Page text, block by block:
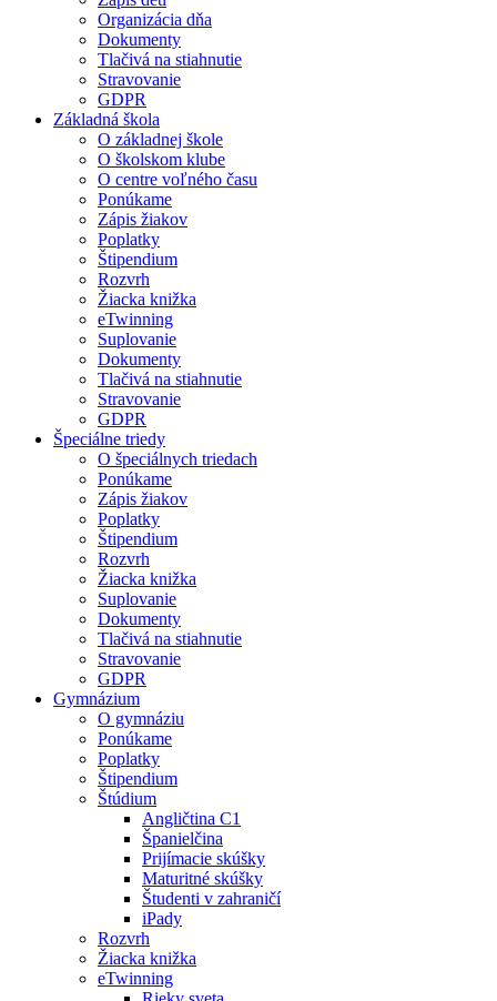
Organizácia dňa
Dokumenty
Tlačivá na stiahnutie
Stravovanie
GDPR
Základná škola
O základnej škole
O školskom klube
O centre voľného času
Ponúkame
Zápis žiakov
Poplatky
Štipendium
Rozvrh
Žiacka knižka
eTwinning
Suplovanie
Dokumenty
Tlačivá na stiahnutie
Stravovanie
GDPR
Špeciálne triedy
O špeciálnych triedach
Ponúkame
Zápis žiakov
Poplatky
Štipendium
Rozvrh
Žiacka knižka
Suplovanie
Dokumenty
Tlačivá na stiahnutie
Stravovanie
GDPR
Gymnázium
O gymnáziu
Ponúkame
Poplatky
Štipendium
Štúdium
Angličtina C1
Španielčina
Prijímacie skúšky
Maturitné skúšky
Študenti v zahraničí
iPady
Rozvrh
Žiacka knižka
eTwinning